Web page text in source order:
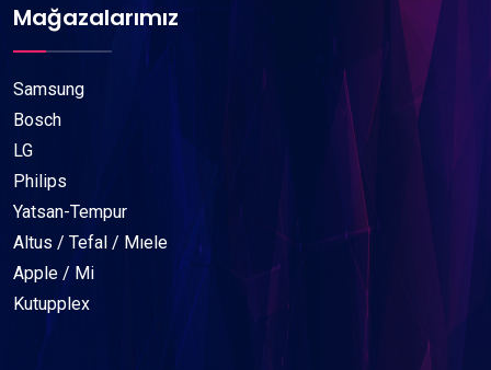
Mağazalarımız
Samsung
Bosch
LG
Philips
Yatsan-Tempur
Altus / Tefal / Mıele
Apple / Mi
Kutupplex